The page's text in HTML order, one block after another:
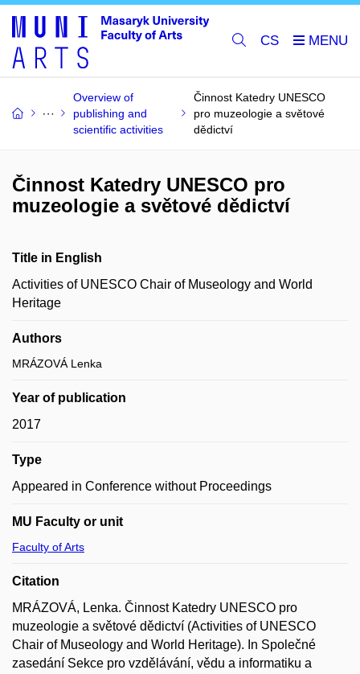
CS
Overview of
publishing and
scientific activities
Činnost Katedry UNESCO
pro muzeologie a světové
dědictví
Činnost Katedry UNESCO pro
muzeologie a světové dědictví
Title in English
Activities of UNESCO Chair of Museology and World
Heritage
Authors
MRÁZOVÁ Lenka
Year of publication
2017
Type
Appeared in Conference without Proceedings
MU Faculty or unit
Faculty of Arts
Citation
MRÁZOVÁ, Lenka. Činnost Katedry UNESCO pro
muzeologie a světové dědictví (Activities of UNESCO
Chair of Museology and World Heritage). In Společné
zasedání Sekce pro vzdělávání, vědu a informatiku a